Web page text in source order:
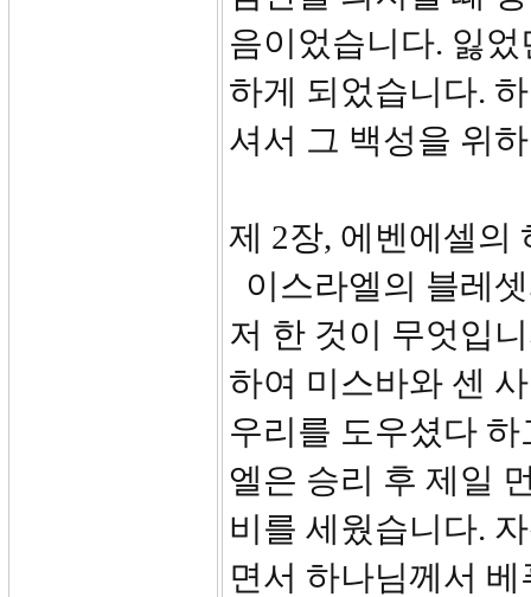
음이었습니다. 잃
하게 되었습니다.
셔서 그 백성을 위
제 2장, 에벤에셀의
이스라엘의 블레
저 한 것이 무엇입
하여 미스바와 센
우리를 도우셨다
엘은 승리 후 제일
비를 세웠습니다.
면서 하나님께서